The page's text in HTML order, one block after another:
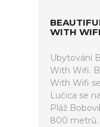
WITH WIFI
Ubytování
With Wifi.
With Wifi
Lučica se
Pláž
800 metrů.